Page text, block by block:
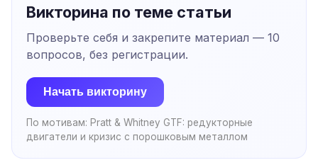
Викторина по теме статьи
Проверьте себя и закрепите материал — 10
вопросов, без регистрации.
Начать викторину
По мотивам: Pratt & Whitney GTF: редукторные
двигатели и кризис с порошковым металлом